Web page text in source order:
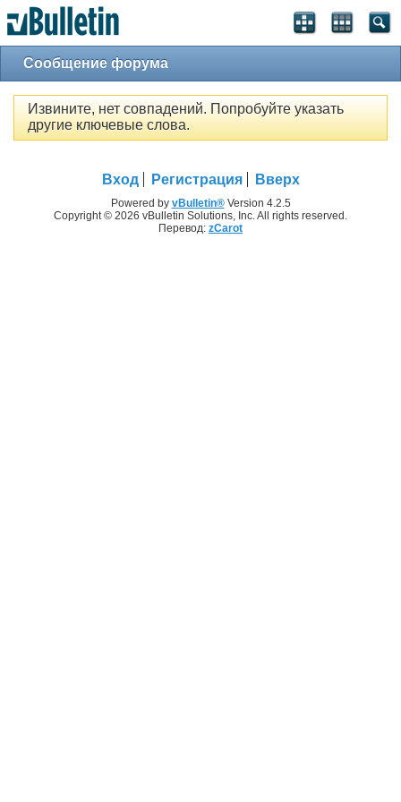
Сообщение форума
Извините, нет совпадений. Попробуйте указать
другие ключевые слова.
Вход Регистрация Вверх
Powered by vBulletin®Version 4.2.5
Copyright © 2026 vBulletin Solutions, Inc. All rights reserved.
Перевод: zCarot